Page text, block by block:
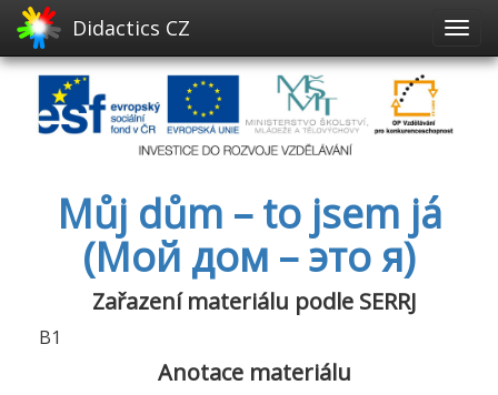
Didactics CZ
Můj dům – to jsem já
(Мой дом – это я)
Zařazení materiálu podle SERRJ
B1
Anotace materiálu